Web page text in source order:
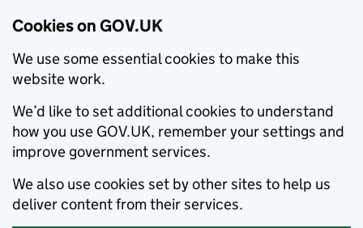
Cookies on GOV.UK
We use some essential cookies to make this
website work.
We’d like to set additional cookies to understand
how you use GOV.UK, remember your settings and
improve government services.
We also use cookies set by other sites to help us
deliver content from their services.